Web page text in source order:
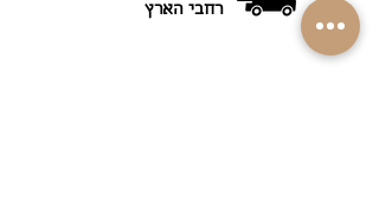
רחבי הארץ